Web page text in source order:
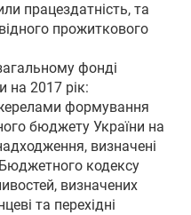
працездатність, та
прожиткового
фонді
на 2017 рік:
формування
бюджету України на
визначені
кодексу
визначених
та перехідні